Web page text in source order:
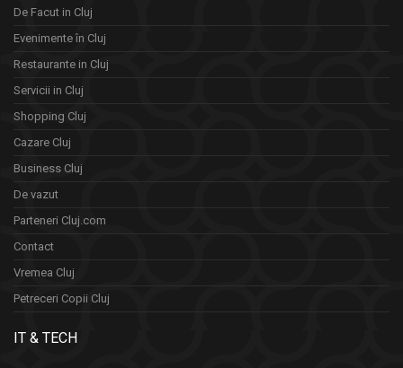
De Facut in Cluj
Evenimente în Cluj
Restaurante in Cluj
Servicii in Cluj
Shopping Cluj
Cazare Cluj
Business Cluj
De vazut
Parteneri Cluj.com
Contact
Vremea Cluj
Petreceri Copii Cluj
IT & TECH